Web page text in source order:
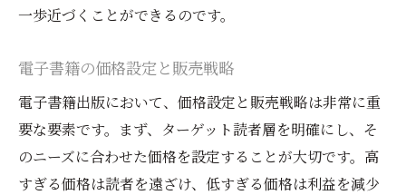
一歩近づくことができるのです。
電子書籍の価格設定と販売戦略
電子書籍出版において、価格設定と販売戦略は非常に重
要な要素です。まず、ターゲット読者層を明確にし、そ
のニーズに合わせた価格を設定することが大切です。高
すぎる価格は読者を遠ざけ、低すぎる価格は利益を減少